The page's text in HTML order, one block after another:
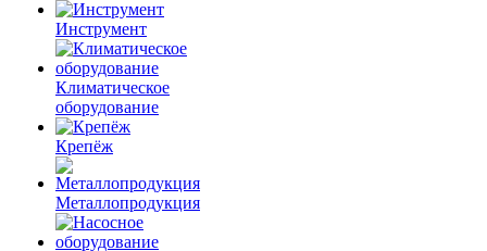
Инструмент
Климатическое
оборудование
Крепёж
Металлопродукция